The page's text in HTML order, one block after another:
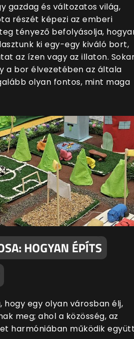
gazdag és változatos világ,
részét képezi az emberi
tényező befolyásolja,
ki egy-egy kiváló bort,
az ízen vagy az illaton.
a bor élvezetében az általa
olyan fontos, mint maga
HOGYAN ÉPÍTS
egy olyan városban élj,
meg; ahol a közösség, az
harmóniában működik